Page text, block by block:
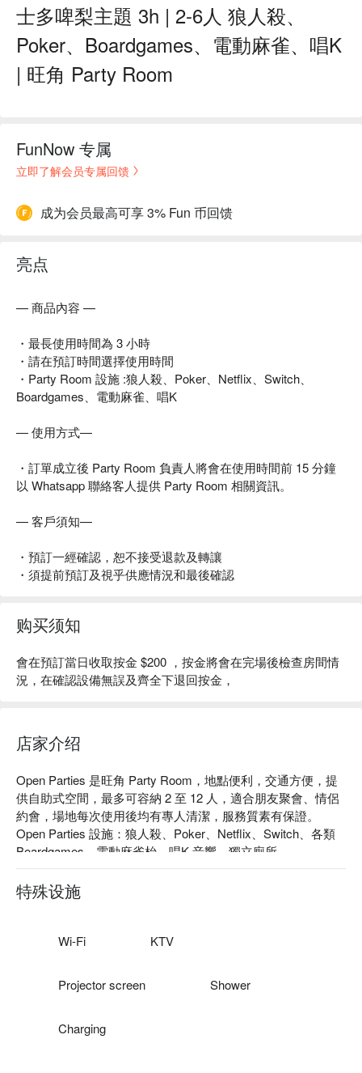
士多啤梨主題 3h | 2-6人 狼人殺、
Poker、Boardgames、電動麻雀、唱K
| 旺角 Party Room
FunNow 专属
立即了解会员专属回馈
成为会员最高可享 3% Fun 币回馈
亮点
— 商品內容 —
・最長使用時間為 3 小時
・請在預訂時間選擇使用時間
・Party Room 設施 :狼人殺、Poker、Netflix、Switch、
Boardgames、電動麻雀、唱K
— 使用方式—
・訂單成立後 Party Room 負責人將會在使用時間前 15 分鐘
以 Whatsapp 聯絡客人提供 Party Room 相關資訊。
— 客戶須知—
・預訂一經確認，恕不接受退款及轉讓
・須提前預訂及視乎供應情況和最後確認
购买须知
會在預訂當日收取按金 $200 ，按金將會在完場後檢查房間情
況，在確認設備無誤及齊全下退回按金，
店家介绍
Open Parties 是旺角 Party Room，地點便利，交通方便，提
供自助式空間，最多可容納 2 至 12 人，適合朋友聚會、情侶
約會，場地每次使用後均有專人清潔，服務質素有保證。
Open Parties 設施：狼人殺、Poker、Netflix、Switch、各類
Boardgames、電動麻雀枱、唱K 音響、獨立廁所
Open Parties 價格：3小時 HKD 150 / 人起
旺角 Party Room - Open Parties 預訂
特殊设施
Wi-Fi KTV
Projector screen Shower
Charging